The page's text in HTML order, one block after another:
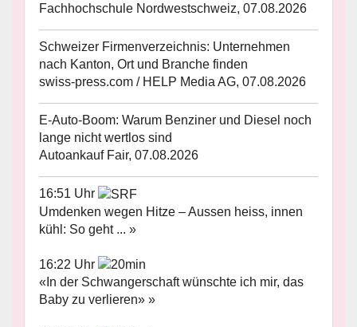
Fachhochschule Nordwestschweiz, 07.08.2026
Schweizer Firmenverzeichnis: Unternehmen
nach Kanton, Ort und Branche finden
swiss-press.com / HELP Media AG, 07.08.2026
E-Auto-Boom: Warum Benziner und Diesel noch
lange nicht wertlos sind
Autoankauf Fair, 07.08.2026
16:51 Uhr
Umdenken wegen Hitze – Aussen heiss, innen
kühl: So geht ... »
16:22 Uhr
«In der Schwangerschaft wünschte ich mir, das
Baby zu verlieren» »